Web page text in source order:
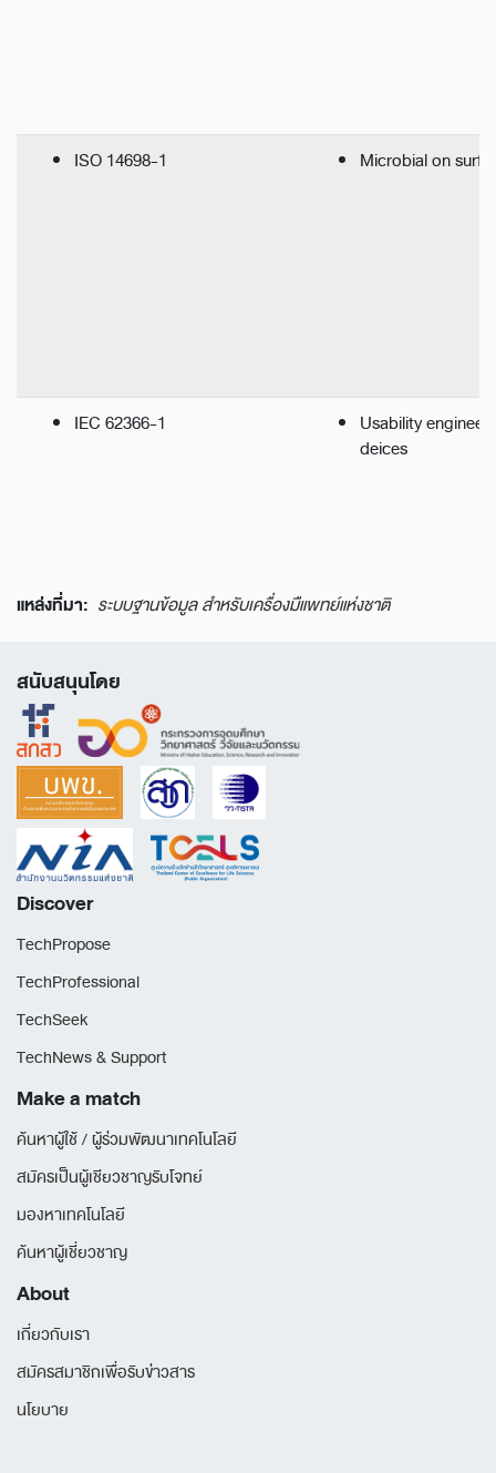
ISO 14698-1 Microbial on
IEC 62366-1
Usability
deices
แหล่งที่มา: ระบบฐานข้อมูล สำหรับเครื่องมืแพทย์แห่งชาติ
สนับสนุนโดย
Discover
TechPropose
TechProfessional
TechSeek
TechNews & Support
Make a match
ค้นหาผู้ใช้ / ผู้ร่วมพัฒนาเทคโนโลยี
สมัครเป็นผู้เชียวชาญรับโจทย์
มองหาเทคโนโลยี
ค้นหาผู้เชี่ยวชาญ
About
เกี่ยวกับเรา
สมัครสมาชิกเพื่อรับข่าวสาร
นโยบาย